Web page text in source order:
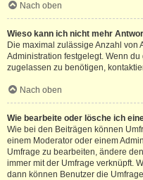
Nach oben
Wieso kann ich nicht mehr
Die maximal zulässige Anzahl
Administration festgelegt. Wenn
zugelassen zu benötigen,
Nach oben
Wie bearbeite oder lösche ich
Wie bei den Beiträgen können
einem Moderator oder einem
Umfrage zu bearbeiten, ändere
immer mit der Umfrage verknüpft.
dann können Benutzer die